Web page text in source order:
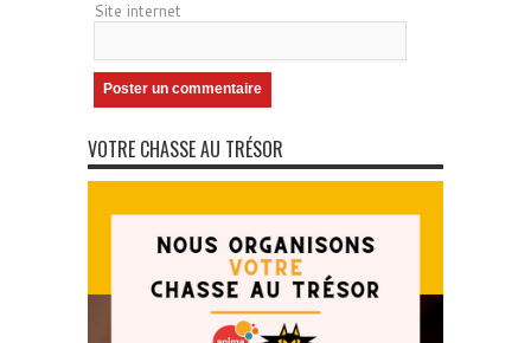
Site internet
VOTRE CHASSE AU TRÉSOR